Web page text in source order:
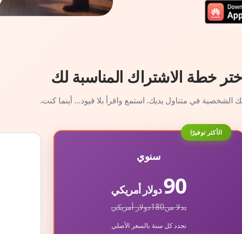
خطة الاشتراك المناسبة لك
الشخصية في متناول يديك. استمع واقرأ بلا قيود… أينما كنت.
الأكثر توفيرًا
سنوي
90دولار أمريكي
بدلا من180دولار أمريكي
تجدد كل سنة بالسعر الأصلي